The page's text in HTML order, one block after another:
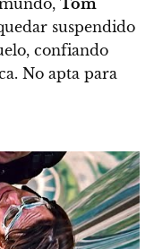
suspendido
confiando
No apta para